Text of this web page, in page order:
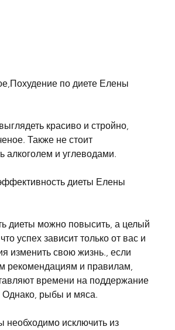
красиво и стройно,
Также не стоит
алкоголем и углеводами.
диеты Елены
диеты можно повысить, а целый
успех зависит только от вас и
изменить свою жизнь., если
рекомендациям и правилам,
времени на поддержание
рыбы и мяса.
необходимо исключить из